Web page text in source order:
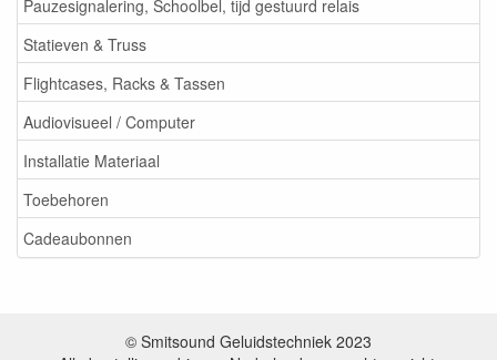
Pauzesignalering, Schoolbel, tijd gestuurd relais
Statieven & Truss
Flightcases, Racks & Tassen
Audiovisueel / Computer
Installatie Materiaal
Toebehoren
Cadeaubonnen
© Smitsound Geluidstechniek 2023